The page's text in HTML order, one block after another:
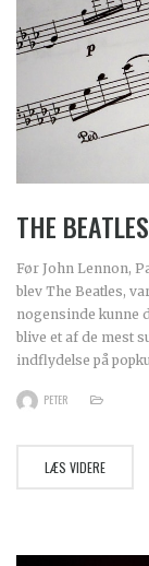
THE BEATLES
Før John Lennon,
blev The Beatles,
nogensinde kunne
blive et af de mest
indflydelse på
PETER
LÆS VIDERE